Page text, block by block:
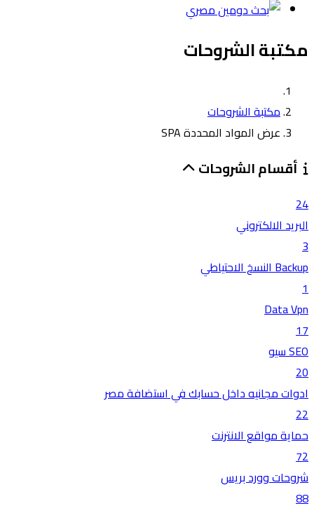
مكتبة الشروحات
مكتبة الشروحات
عرض المواد المحددة SPA
أقسام الشروحات
24
البريد الالكتروني
3
Backup النسخ الاحتياطي
1
Data Vpn
17
SEO سيو
20
ادوات مجانيه داخل حسابك في استضافة مصر
22
حماية مواقع الانترنت
72
شروحات وورد بريس
88